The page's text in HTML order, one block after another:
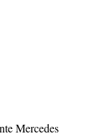
Mercedes